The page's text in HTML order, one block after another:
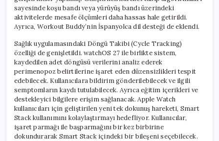
sayesinde koşu bandı veya yürüyüş bandı üzerindeki
aktivitelerde mesafe ölçümleri daha hassas hale getirildi.
Ayrıca, Workout Buddy’nin İspanyolca dil desteği de eklendi.
Sağlık uygulamasındaki Döngü Takibi (Cycle Tracking)
özelliği de genişletildi. watchOS 27 ile birlikte sistem,
kaydedilen adet döngüsü verilerini analiz ederek
perimenopoz belirtilerine işaret eden düzensizlikleri tespit
edebilecek. Kullanıcılara bildirim gönderilebilecek ve ilgili
semptomların kaydı tutulabilecek. Ayrıca eğitim içerikleri ve
destekleyici bilgilere erişim sağlanacak. Apple Watch
kullanıcıları için geliştirilen yeni tek dokunuş hareketi, Smart
Stack kullanımını kolaylaştırmayı hedefliyor. Kullanıcılar,
işaret parmağı ile başparmağını bir kez birbirine
dokundurarak Smart Stack içindeki bir bileşeni seçebilecek.